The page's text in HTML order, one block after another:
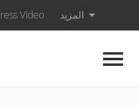
Video المزيد